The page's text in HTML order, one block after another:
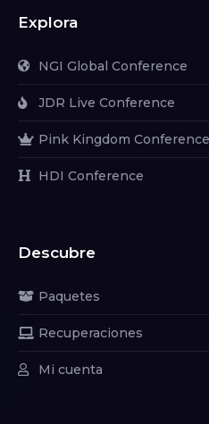
Explora
NGI Global Conference
JDR Live Conference
Pink Kingdom Conference
HDI Conference
Descubre
Paquetes
Recuperaciones
Mi cuenta